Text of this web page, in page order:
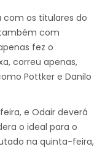
com os titulares do
com
fez o
correu apenas,
Pottker e Danilo
e Odair deverá
o ideal para o
na quinta-feira,